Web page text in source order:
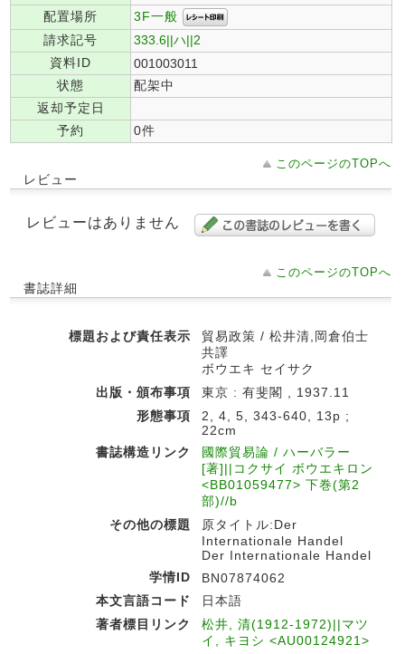
配置場所
3F一般
請求記号
333.6||ハ||2
資料ID
001003011
状態
配架中
返却予定日
予約
0件
このページのTOPへ
レビュー
レビューはありません
このページのTOPへ
書誌詳細
標題および責任表示
貿易政策 / 松井清,岡倉伯士
共譯
ボウエキ セイサク
出版・頒布事項
東京 : 有斐閣 , 1937.11
形態事項
2, 4, 5, 343-640, 13p ;
22cm
書誌構造リンク
國際貿易論 / ハーバラー
[著]||コクサイ ボウエキロン
<BB01059477> 下巻(第2
部)//b
その他の標題
原タイトル:Der
Internationale Handel
Der Internationale Handel
学情ID
BN07874062
本文言語コード
日本語
著者標目リンク
松井, 清(1912-1972)||マツ
イ, キヨシ <AU00124921>